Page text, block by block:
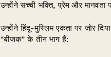
उन्होंने सच्ची भक्ति, प्रेम और मानवता
उन्होंने हिंदू-मुस्लिम एकता पर जोर
“बीजक” के तीन भाग हैं: